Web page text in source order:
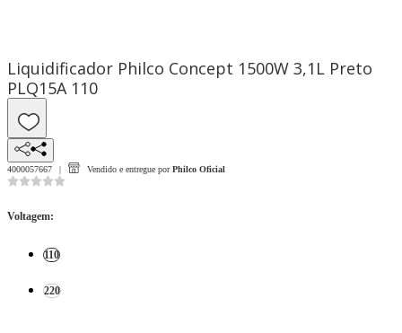
Liquidificador Philco Concept 1500W 3,1L Preto
PLQ15A 110
4000057667 Vendido e entregue por Philco Oficial
Voltagem:
110
220